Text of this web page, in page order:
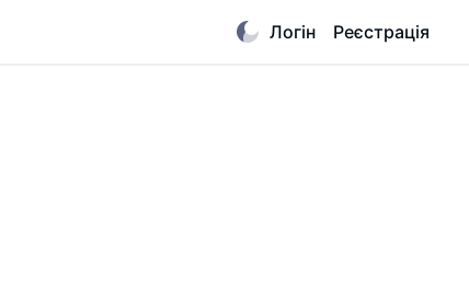
Логін Реєстрація